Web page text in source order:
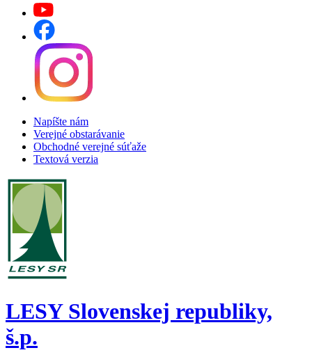
Napíšte nám
Verejné obstarávanie
Obchodné verejné súťaže
Textová verzia
LESY Slovenskej republiky,
š.p.